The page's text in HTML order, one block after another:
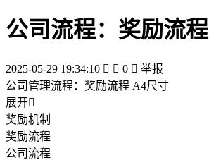
公司流程：奖励流程
2025-05-29 19:34:10   0  举报
公司管理流程：奖励流程 A4尺寸
展开
奖励机制
奖励流程
公司流程